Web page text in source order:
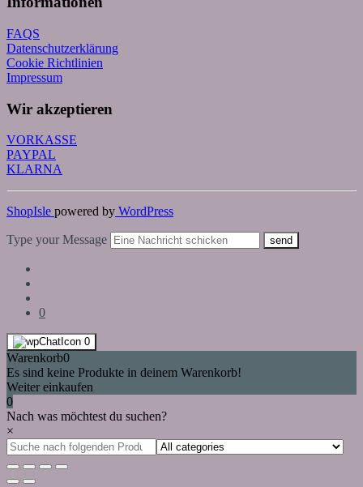
FAQS
Datenschutzerklärung
Cookie Richtlinien
Impressum
Wir akzeptieren
VORKASSE
PAYPAL
KLARNA
ShopIsle powered by WordPress
Type your Message send
0
0
Warenkorb0
Es sind keine Produkte in deinem Warenkorb!
Weiter einkaufen
0
Nach was möchtest du suchen?
×